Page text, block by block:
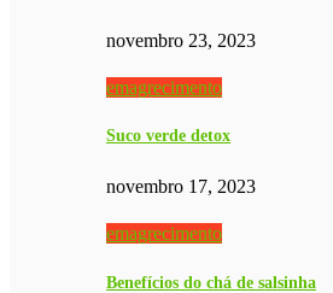
novembro 23, 2023
emagrecimento
Suco verde detox
novembro 17, 2023
emagrecimento
Benefícios do chá de salsinha